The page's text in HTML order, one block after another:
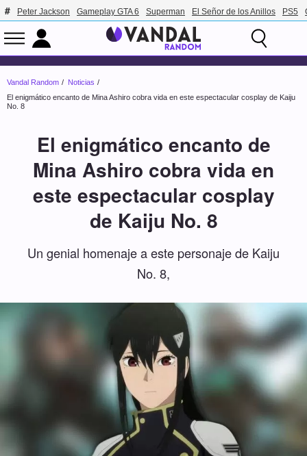
Peter Jackson Gameplay GTA 6 Superman El Señor de los Anillos PS5
Vandal Random
Noticias
El enigmático encanto de Mina Ashiro cobra vida en este espectacular cosplay de Kaiju
No. 8
El enigmático encanto de
Mina Ashiro cobra vida en
este espectacular cosplay
de Kaiju No. 8
Un genial homenaje a este personaje de Kaiju
No. 8,